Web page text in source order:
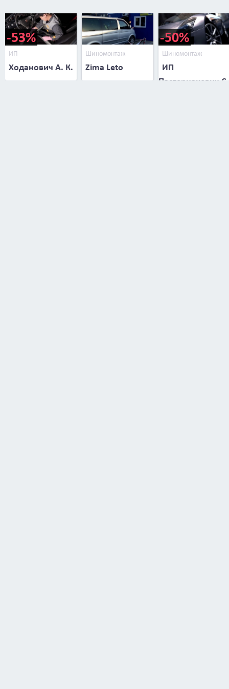
-53%
ИП
Ходанович А. К.
Шиномонтаж
Zima Leto
-50%
Шиномонтаж
ИП
Пастернакевич С.